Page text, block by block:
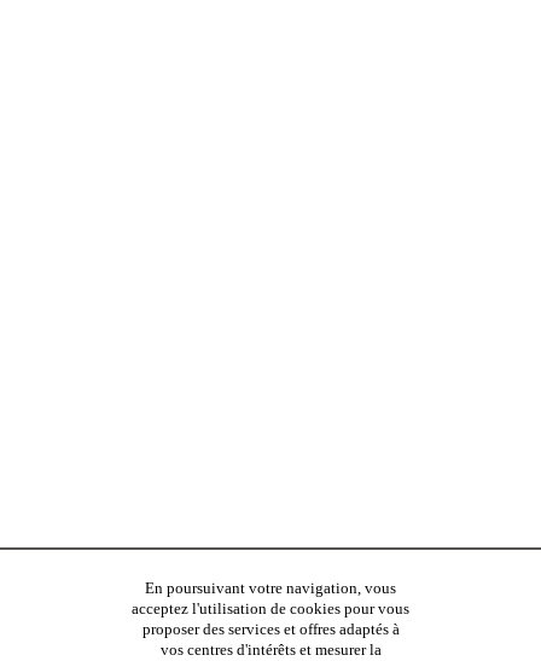
En poursuivant votre navigation, vous
acceptez l'utilisation de cookies pour vous
proposer des services et offres adaptés à
vos centres d'intérêts et mesurer la